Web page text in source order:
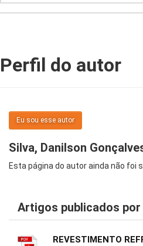
Perfil do autor
Eu sou esse autor
Silva, Danilson
Esta página do autor ainda não foi
Artigos publicados
REVESTIMENTO